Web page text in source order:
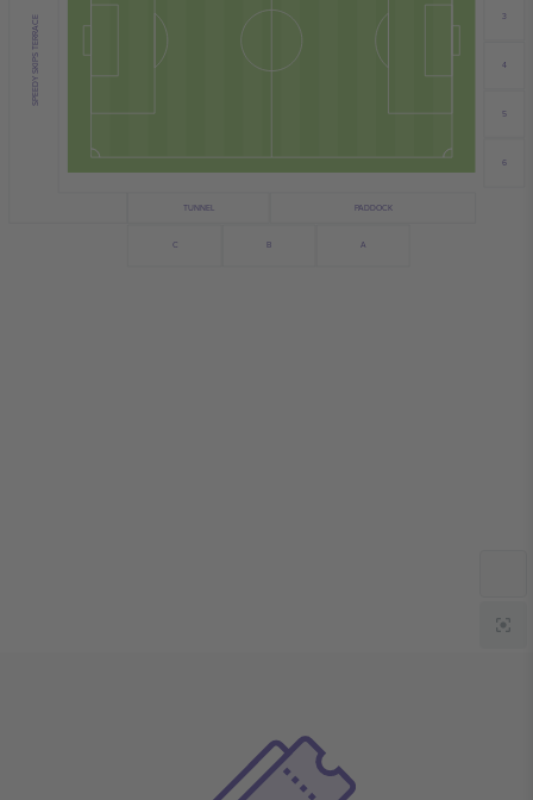
3
4
5
6
A
B
C
SPEEDY SKIPS TERRACE
PADDOCK
TUNNEL